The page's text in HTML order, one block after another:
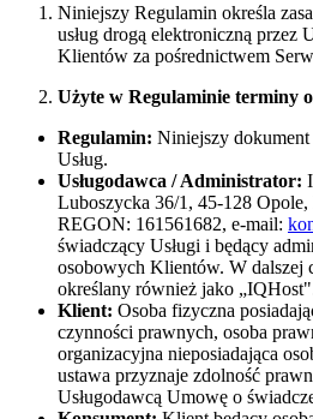
Niniejszy Regulamin określa
usług drogą elektroniczną przez
Klientów za pośrednictwem
Użyte w Regulaminie terminy
Regulamin: Niniejszy
Usług.
Usługodawca / Administrator:
Luboszycka 36/1, 45-128
REGON: 161561682, e-mail:
świadczący Usługi i będący
osobowych Klientów. W dalszej
określany również jako
Klient: Osoba fizyczna
czynności prawnych, osoba
organizacyjna nieposiadająca
ustawa przyznaje zdolność
Usługodawcą Umowę o